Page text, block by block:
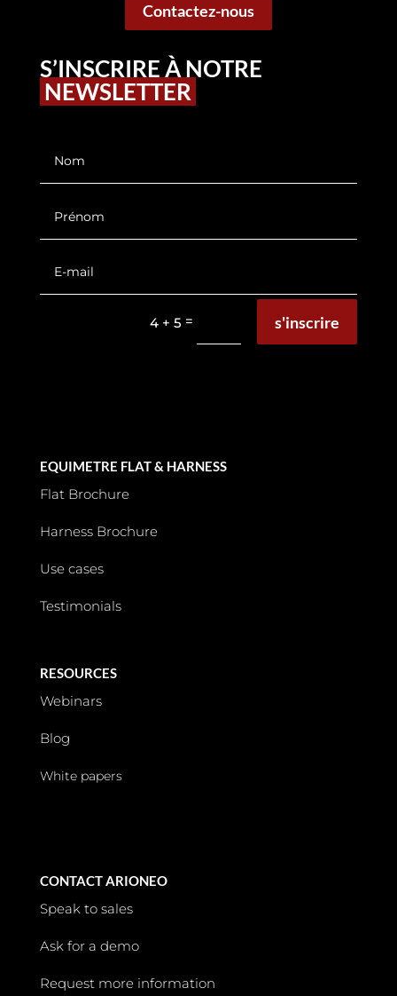
Contactez-nous
S’INSCRIRE À NOTRE
NEWSLETTER
4 + 5 = s'inscrire
EQUIMETRE FLAT & HARNESS
Flat Brochure
Harness Brochure
Use cases
Testimonials
RESOURCES
Webinars
Blog
White papers
CONTACT ARIONEO
Speak to sales
Ask for a demo
Request more information